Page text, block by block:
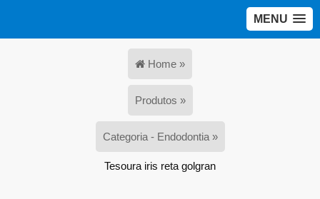
MENU
Home »
Produtos »
Categoria - Endodontia »
Tesoura iris reta golgran